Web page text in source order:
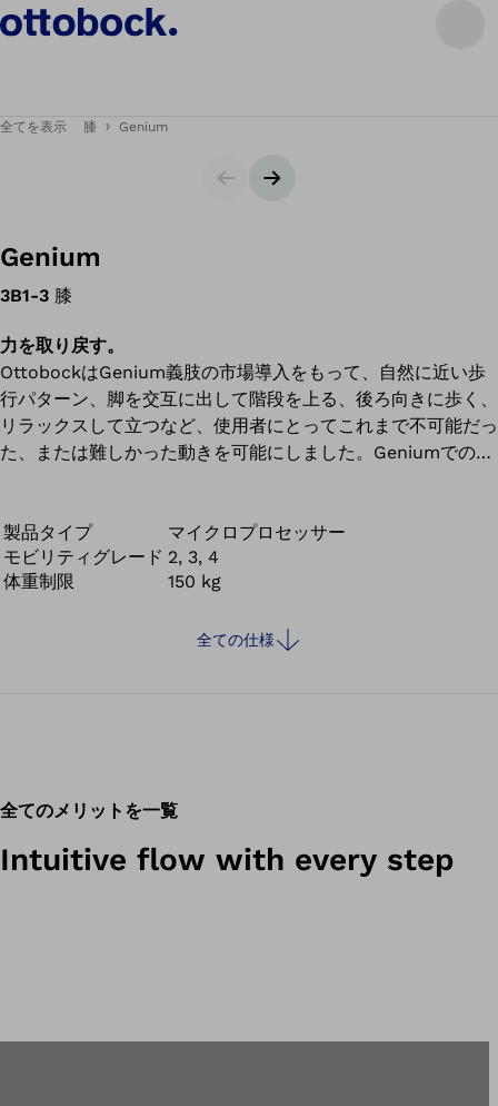
全てを表示 膝 Genium
スライダー次のスライド
Genium
3B1-3 膝
力を取り戻す。
OttobockはGenium義肢の市場導入をもって、自然に近い歩
行パターン、脚を交互に出して階段を上る、後ろ向きに歩く、
リラックスして立つなど、使用者にとってこれまで不可能だっ
た、または難しかった動きを可能にしました。Geniumでの治
製品タイプ
マイクロプロセッサー
モビリティグレード 2, 3, 4
体重制限
150 kg
全ての仕様
全てのメリットを一覧
Intuitive flow with every step